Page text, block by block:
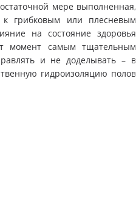
мере выполненная,
грибковым или плесневым
на состояние здоровья
момент самым тщательным
и не доделывать – в
гидроизоляцию полов